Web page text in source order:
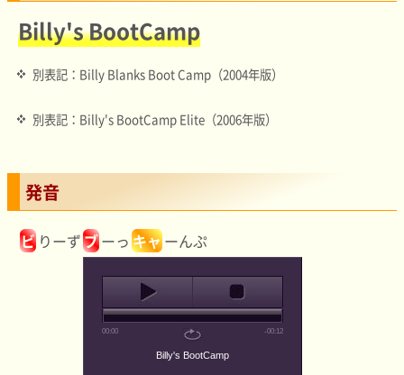
Billy's BootCamp
別表記：Billy Blanks Boot Camp（2004年版）
別表記：Billy's BootCamp Elite（2006年版）
発音
ビ りーずブーっ キャーんぷ
00:00 -00:12
Billy's BootCamp